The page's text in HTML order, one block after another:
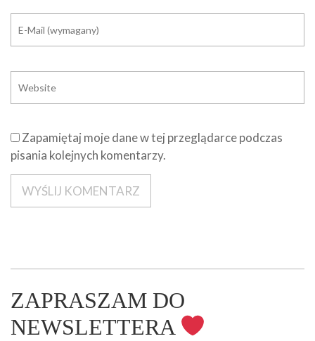
Zapamiętaj moje dane w tej przeglądarce podczas
pisania kolejnych komentarzy.
ZAPRASZAM DO
NEWSLETTERA